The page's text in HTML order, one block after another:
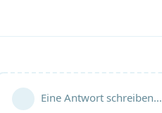
Eine Antwort schreiben…